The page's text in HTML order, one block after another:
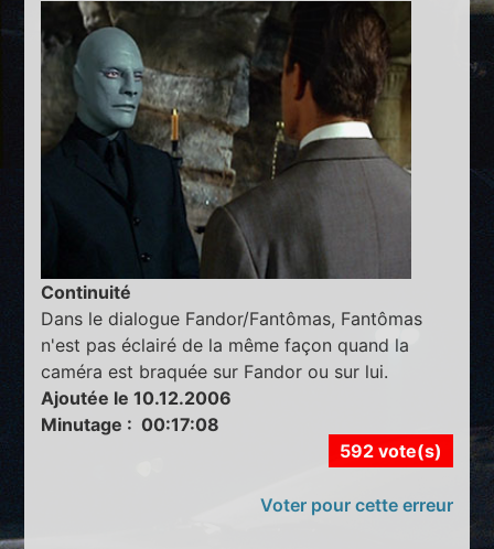
Continuité
Dans le dialogue Fandor/Fantômas, Fantômas
n'est pas éclairé de la même façon quand la
caméra est braquée sur Fandor ou sur lui.
Ajoutée le 10.12.2006
Minutage : 00:17:08
592 vote(s)
Voter pour cette erreur